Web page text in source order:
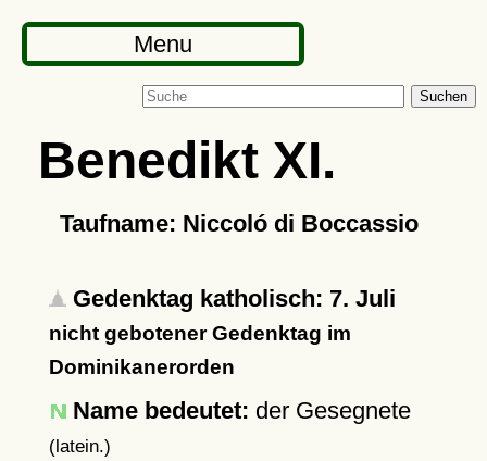
Menu
Suchen
Benedikt XI.
Taufname: Niccoló di Boccassio
Gedenktag katholisch: 7. Juli
nicht gebotener Gedenktag im
Dominikanerorden
Name bedeutet: der Gesegnete
(latein.)